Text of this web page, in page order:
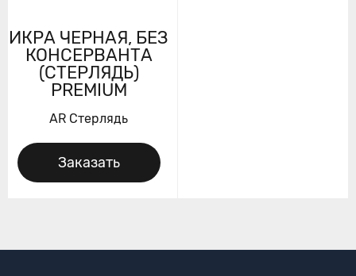
ИКРА ЧЕРНАЯ, БЕЗ
КОНСЕРВАНТА
(СТЕРЛЯДЬ)
PREMIUM
AR Стерлядь
Заказать